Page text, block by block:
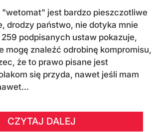
"wetomat" jest bardzo pieszczotliwe
drodzy państwo, nie dotyka mnie
podpisanych ustaw pokazuje,
mogę znaleźć odrobinę kompromisu,
że to prawo pisane jest
się przyda, nawet jeśli mam
CZYTAJ DALEJ